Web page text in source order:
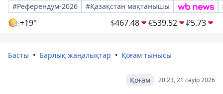
#Референдум-2026
#Қазақстан мақтанышы
+19° $467.48 €539.52 ₽5.73
Басты Барлық жаңалықтар Қоғам тынысы
20:23, 21 сәуір 2026
Қоғам